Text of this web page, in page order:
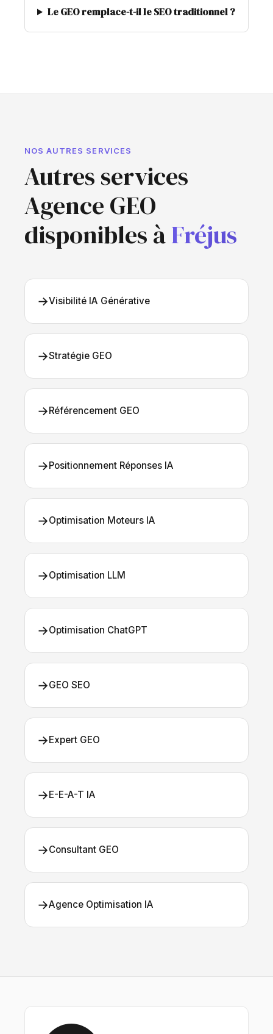
Le GEO remplace-t-il le SEO traditionnel ?
NOS AUTRES SERVICES
Autres services
Agence GEO
disponibles àFréjus
→Visibilité IA Générative
→Stratégie GEO
→Référencement GEO
→Positionnement Réponses IA
→Optimisation Moteurs IA
→Optimisation LLM
→Optimisation ChatGPT
→GEO SEO
→Expert GEO
→E-E-A-T IA
→Consultant GEO
→Agence Optimisation IA